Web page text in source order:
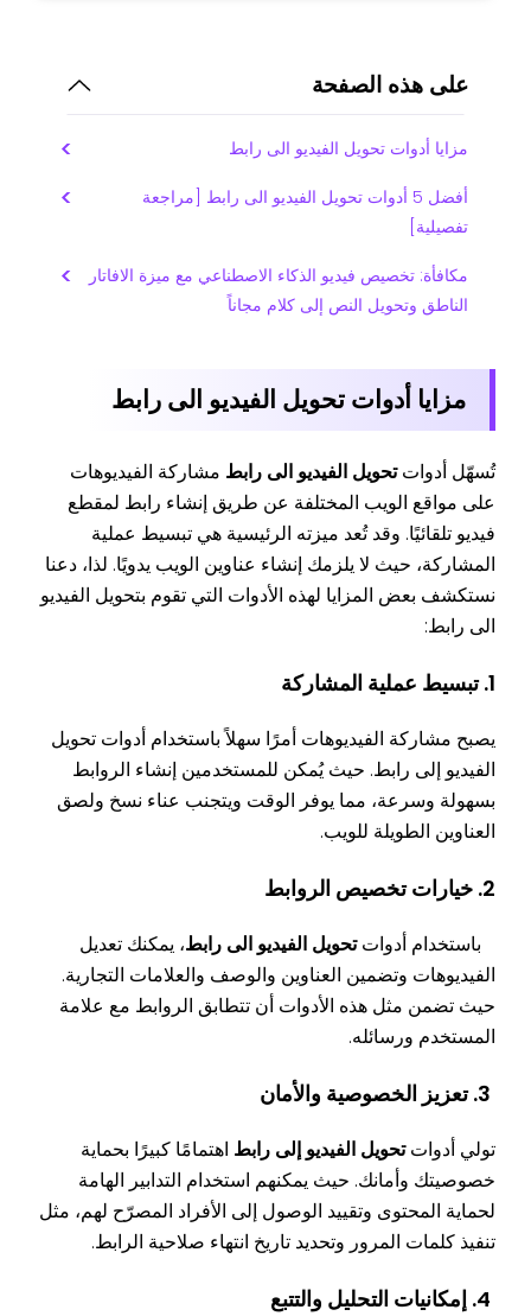
على هذه الصفحة
مزايا أدوات تحويل الفيديو الى رابط
أفضل 5 أدوات تحويل الفيديو الى رابط [مراجعة
تفصيلية]
مكافأة: تخصيص فيديو الذكاء الاصطناعي مع ميزة الافاتار
الناطق وتحويل النص إلى كلام مجاناً
مزايا أدوات تحويل الفيديو الى رابط
تُسهّل أدواتتحويل الفيديو الى رابط مشاركة الفيديوهات
على مواقع الويب المختلفة عن طريق إنشاء رابط لمقطع
فيديو تلقائيًا. وقد تُعد ميزته الرئيسية هي تبسيط عملية
المشاركة، حيث لا يلزمك إنشاء عناوين الويب يدويًا. لذا، دعنا
نستكشف بعض المزايا لهذه الأدوات التي تقوم بتحويل الفيديو
الى رابط:
1. تبسيط عملية المشاركة
يصبح مشاركة الفيديوهات أمرًا سهلاً باستخدام أدوات تحويل
الفيديو إلى رابط. حيث يُمكن للمستخدمين إنشاء الروابط
بسهولة وسرعة، مما يوفر الوقت ويتجنب عناء نسخ ولصق
العناوين الطويلة للويب.
2. خيارات تخصيص الروابط
باستخدام أدواتتحويل الفيديو الى رابط، يمكنك تعديل
الفيديوهات وتضمين العناوين والوصف والعلامات التجارية.
حيث تضمن مثل هذه الأدوات أن تتطابق الروابط مع علامة
المستخدم ورسائله.
تولي أدواتتحويل الفيديو إلى رابط اهتمامًا كبيرًا بحماية
خصوصيتك وأمانك. حيث يمكنهم استخدام التدابير الهامة
لحماية المحتوى وتقييد الوصول إلى الأفراد المصرّح لهم، مثل
تنفيذ كلمات المرور وتحديد تاريخ انتهاء صلاحية الرابط.